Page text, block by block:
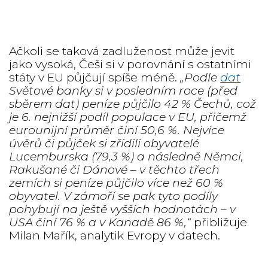
Ačkoli se taková zadluženost může jevit
jako vysoká, Češi si v porovnání s ostatními
státy v EU půjčují spíše méně.„Podledat
Světové banky si v posledním roce (před
sběrem dat) peníze půjčilo 42 % Čechů, což
je 6. nejnižší podíl populace v EU, přičemž
eurounijní průměr činí 50,6 %. Nejvíce
úvěrů či půjček si zřídili obyvatelé
Lucemburska (79,3 %) a následně Němci,
Rakušané či Dánové – v těchto třech
zemích si peníze půjčilo více než 60 %
obyvatel. V zámoří se pak tyto podíly
pohybují na ještě vyšších hodnotách – v
USA činí 76 % a v Kanadě 86 %,“přibližuje
Milan Mařík, analytik Evropy v datech.